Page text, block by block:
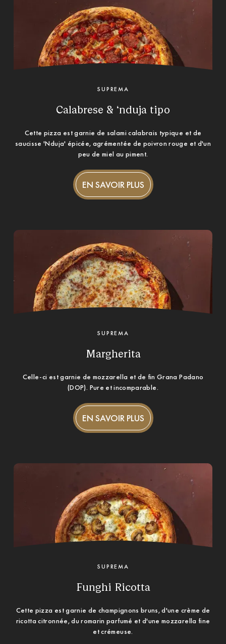
SUPREMA
Calabrese & ‘nduja tipo
Cette pizza est garnie de salami calabrais typique et de
saucisse 'Nduja' épicée, agrémentée de poivron rouge et d'un
peu de miel au piment.
EN SAVOIR PLUS
SUPREMA
Margherita
Celle-ci est garnie de mozzarella et de fin Grana Padano
(DOP). Pure et incomparable.
EN SAVOIR PLUS
SUPREMA
Funghi Ricotta
Cette pizza est garnie de champignons bruns, d'une crème de
ricotta citronnée, du romarin parfumé et d'une mozzarella fine
et crémeuse.